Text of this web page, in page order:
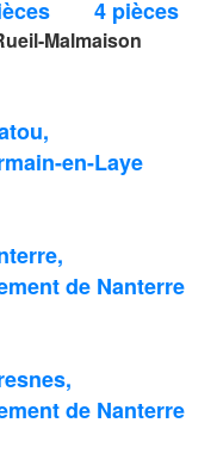
4 pièces
Malmaison
en-Laye
de Nanterre
de Nanterre